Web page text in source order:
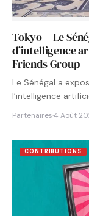
Tokyo – Le
d’intelligence
Friends Group
Le Sénégal a
l’intelligence
Partenaires·4 Août
CONTRIBUTIONS